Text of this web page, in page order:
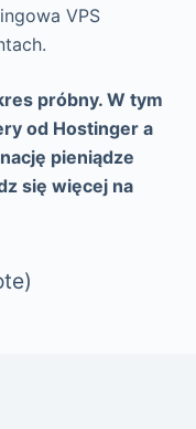
VPS
próbny. W tym
od Hostinger a
pieniądze
się więcej na